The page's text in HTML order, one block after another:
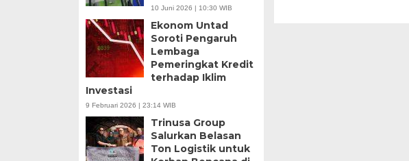
10 Juni 2026 | 10:30 WIB
Ekonom Untad
Soroti Pengaruh
Lembaga
Pemeringkat Kredit
terhadap Iklim
Investasi
9 Februari 2026 | 23:14 WIB
Trinusa Group
Salurkan Belasan
Ton Logistik untuk